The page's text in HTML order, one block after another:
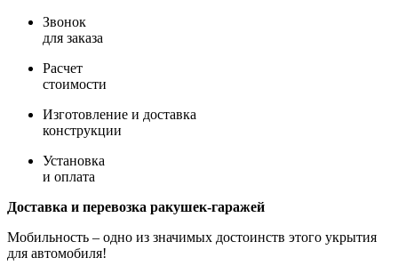
Звонок
для заказа
Расчет
стоимости
Изготовление и доставка
конструкции
Установка
и оплата
Доставка и перевозка ракушек-гаражей
Мобильность – одно из значимых достоинств этого укрытия
для автомобиля!